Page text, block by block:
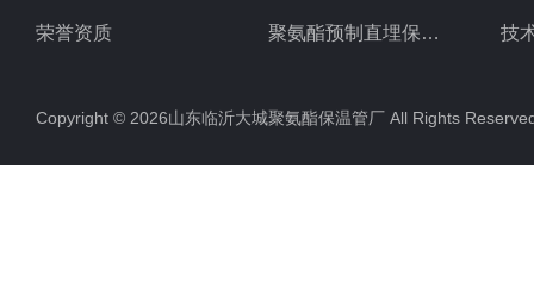
荣誉资质 聚氨酯预制直埋保温管
聚氨酯发泡保温管
技
Copyright © 2026山东临沂大城聚氨酯保温管厂 All Rights